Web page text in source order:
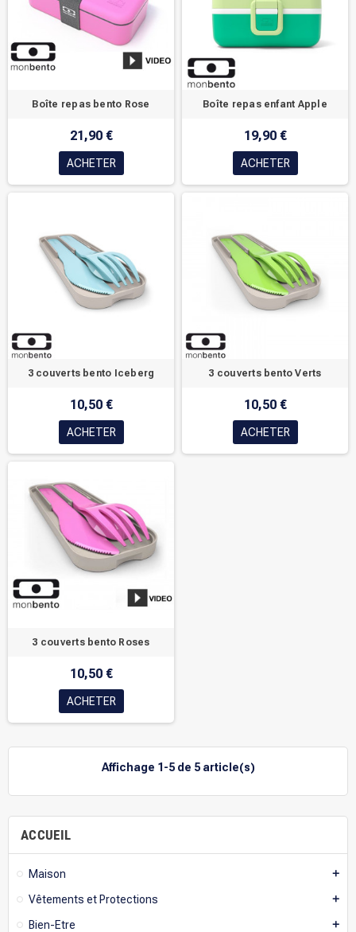
ACCUEIL
Maison add
Vêtements et Protections add
Bien-Etre add
Boîte repas bento Rose
21,90 €
ACHETER
Boîte repas enfant Apple
19,90 €
ACHETER
3 couverts bento Iceberg
10,50 €
ACHETER
3 couverts bento Verts
10,50 €
ACHETER
3 couverts bento Roses
10,50 €
ACHETER
Affichage 1-5 de 5 article(s)